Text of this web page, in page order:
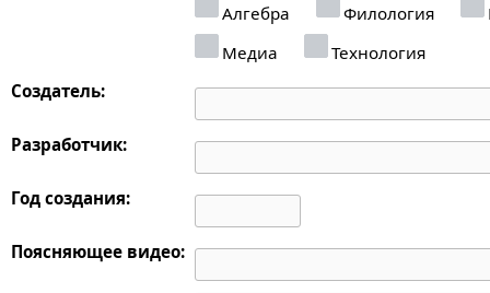
Алгебра
Филология
Медиа
Технология
Создатель:
Разработчик:
Год создания:
Поясняющее видео: